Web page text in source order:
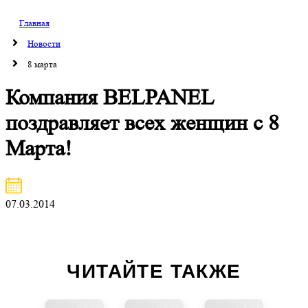
Главная
Новости
8 марта
Компания BELPANEL
поздравляет всех женщин с 8
Марта!
07.03.2014
ЧИТАЙТЕ ТАКЖЕ